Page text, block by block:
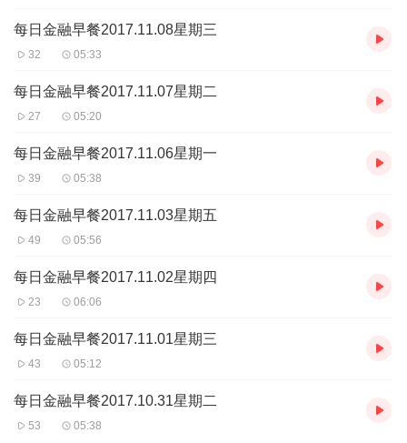
每日金融早餐2017.11.08星期三
32 05:33
每日金融早餐2017.11.07星期二
27 05:20
每日金融早餐2017.11.06星期一
39 05:38
每日金融早餐2017.11.03星期五
49 05:56
每日金融早餐2017.11.02星期四
23 06:06
每日金融早餐2017.11.01星期三
43 05:12
每日金融早餐2017.10.31星期二
53 05:38